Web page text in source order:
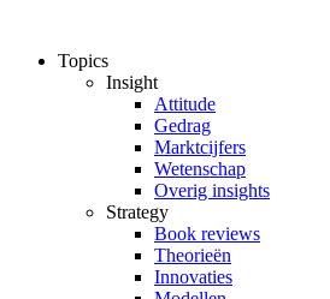
Topics
Insight
Attitude
Gedrag
Marktcijfers
Wetenschap
Overig insights
Strategy
Book reviews
Theorieën
Innovaties